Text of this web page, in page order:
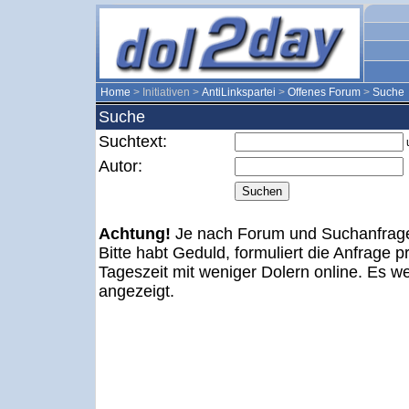
Home > Initiativen > AntiLinkspartei > Offenes Forum > Suche
Suche
Suchtext:
Autor:
Achtung! Je nach Forum und
Bitte habt Geduld, formuliert die Anfrage
Tageszeit mit weniger Dolern online. Es
angezeigt.